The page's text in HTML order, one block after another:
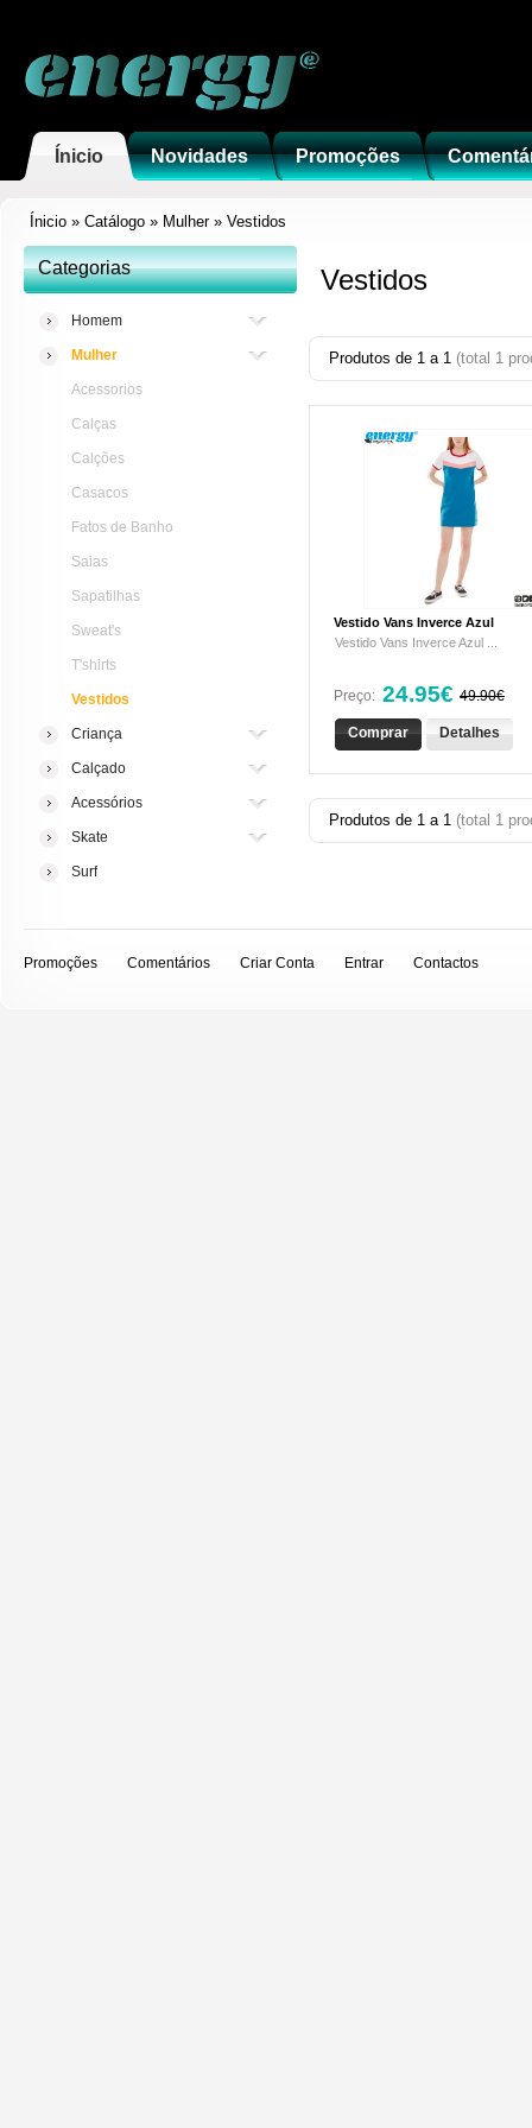
Ínicio Novidades Promoções
Ínicio » Catálogo » Mulher» Vestidos
Vestidos
Produtos de 1 a 1 (total 1
Vestido Vans Inverce Azul
Vestido Vans Inverce Azul ...
Preço: 24.95€ 49.90€
Comprar Detalhes
Produtos de 1 a 1 (total 1
Categorias
Homem
Mulher
Acessorios
Calças
Calções
Casacos
Fatos de Banho
Saias
Sapatilhas
Sweat's
T'shirts
Vestidos
Criança
Calçado
Acessórios
Skate
Surf
Promoções Comentários Criar Conta Entrar Contactos